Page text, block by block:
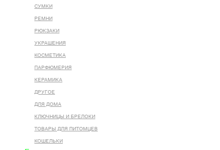
СУМКИ
РЕМНИ
РЮКЗАКИ
УКРАШЕНИЯ
КОСМЕТИКА
ПАРФЮМЕРИЯ
КЕРАМИКА
ДРУГОЕ
ДЛЯ ДОМА
КЛЮЧНИЦЫ И БРЕЛОКИ
ТОВАРЫ ДЛЯ ПИТОМЦЕВ
КОШЕЛЬКИ